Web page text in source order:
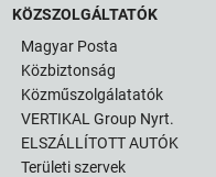
KÖZSZOLGÁLTATÓK
Magyar Posta
Közbiztonság
Közműszolgálatatók
VERTIKAL Group Nyrt.
ELSZÁLLÍTOTT AUTÓK
Területi szervek